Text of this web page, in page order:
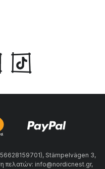
Stämpelvägen 3,
πελατών: info@nordicnest.gr,